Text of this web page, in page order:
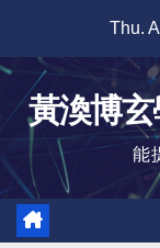
content
Thu.
黃渙博
能